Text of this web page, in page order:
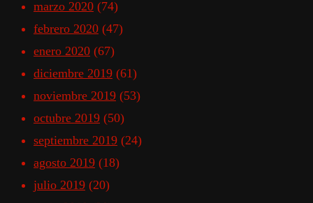
marzo 2020 (74)
febrero 2020 (47)
enero 2020 (67)
diciembre 2019 (61)
noviembre 2019 (53)
octubre 2019 (50)
septiembre 2019 (24)
agosto 2019 (18)
julio 2019 (20)